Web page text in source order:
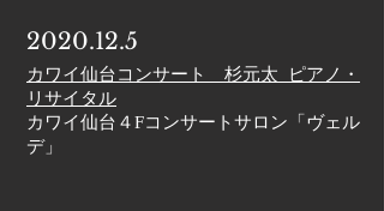
2020.12.5
カワイ仙台コンサート 杉元太 ピアノ・
リサイタル
カワイ仙台４Fコンサートサロン「ヴェル
デ」